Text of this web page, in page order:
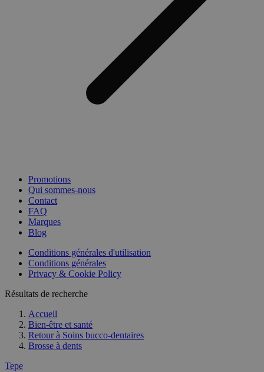
Promotions
Qui sommes-nous
Contact
FAQ
Marques
Blog
Conditions générales d'utilisation
Conditions générales
Privacy & Cookie Policy
Résultats de recherche
Accueil
Bien-être et santé
Retour à Soins bucco-dentaires
Brosse à dents
Tepe